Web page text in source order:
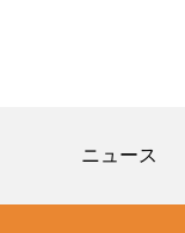
ニュース